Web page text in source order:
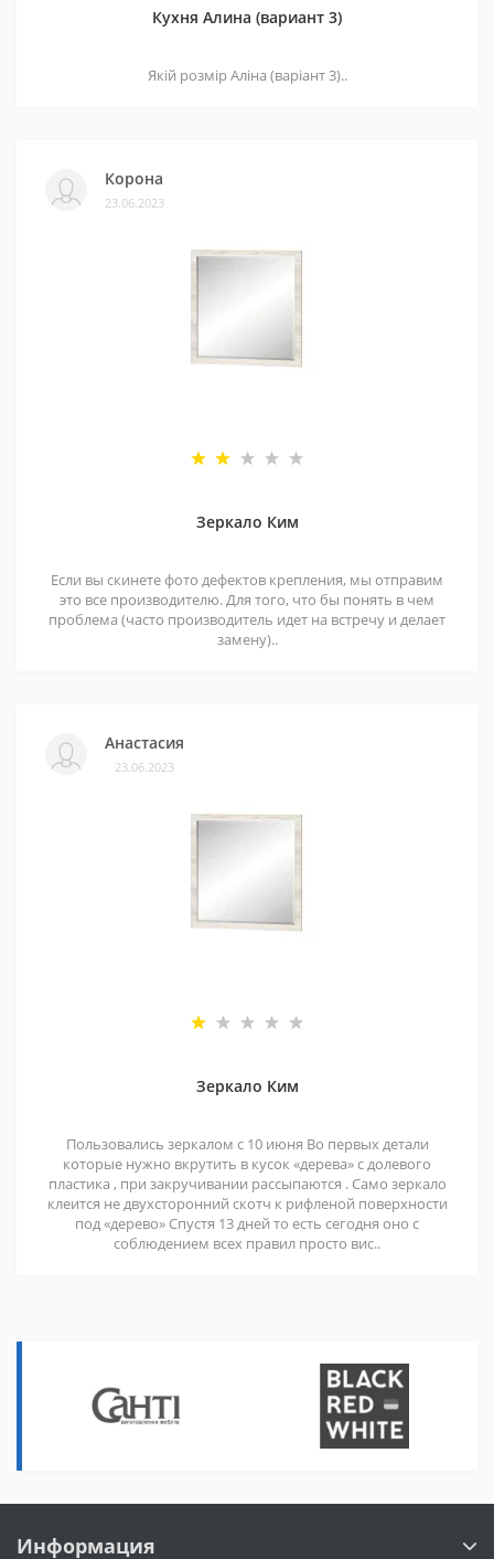
Кухня Алина (вариант 3)
Якій розмір Аліна (варіант 3)..
Корона
23.06.2023
Зеркало Ким
Если вы скинете фото дефектов крепления, мы отправим
это все производителю. Для того, что бы понять в чем
проблема (часто производитель идет на встречу и делает
замену)..
Анастасия
23.06.2023
Зеркало Ким
Пользовались зеркалом с 10 июня Во первых детали
которые нужно вкрутить в кусок «дерева» с долевого
пластика , при закручивании рассыпаются . Само зеркало
клеится не двухсторонний скотч к рифленой поверхности
под «дерево» Спустя 13 дней то есть сегодня оно с
соблюдением всех правил просто вис..
Информация